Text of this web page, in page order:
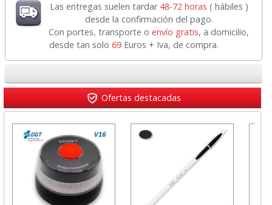
Las entregas suelen tardar 48-72 horas ( hábiles )
desde la confirmación del pago.
Con portes, transporte oenvío gratis, a domicilio,
desde tan solo 69Euros + Iva, de compra.
Ofertas destacadas